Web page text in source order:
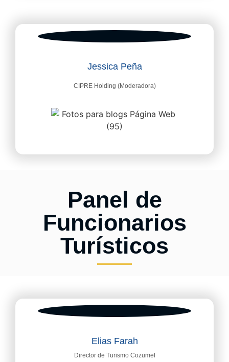
Jessica Peña
CIPRE Holding (Moderadora)
Panel de
Funcionarios
Turísticos
Elias Farah
Director de Turismo Cozumel